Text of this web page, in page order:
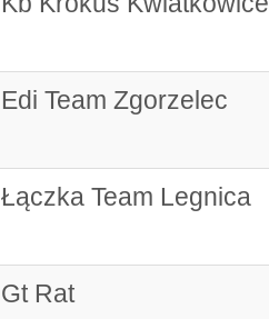
Edi Team Zgorzelec
Łączka Team Legnica
Gt Rat